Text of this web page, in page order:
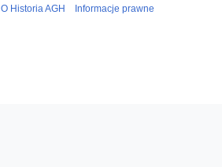
O Historia AGH Informacje prawne